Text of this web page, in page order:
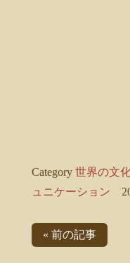
Category 世界の文
ュニケーション
« 前の記事